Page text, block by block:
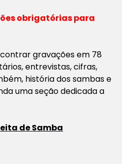
obrigatórias para
gravações em 78
entrevistas, cifras,
história dos sambas e
uma seção dedicada a
de Samba